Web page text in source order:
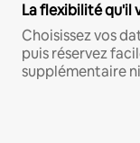
La flexibilité qu'il
Choisissez vos
puis réservez
supplémentaire